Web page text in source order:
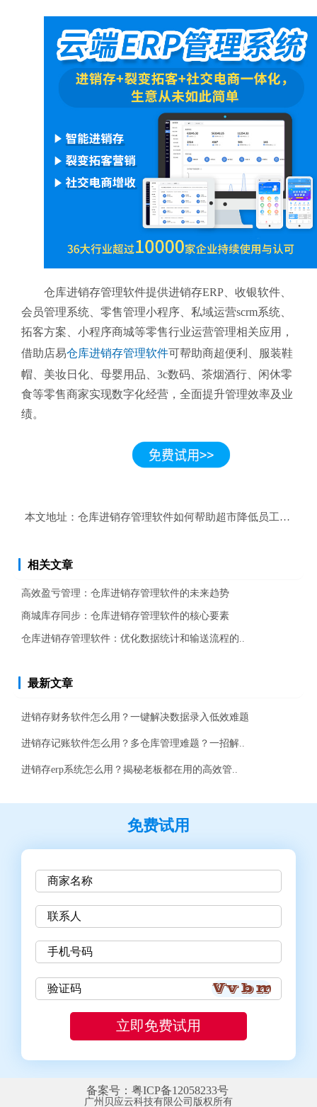
仓库进销存管理软件提供进销存ERP、收银软件、
会员管理系统、零售管理小程序、私域运营scrm系统、
拓客方案、小程序商城等零售行业运营管理相关应用，
借助店易仓库进销存管理软件可帮助商超便利、服装鞋
帽、美妆日化、母婴用品、3c数码、茶烟酒行、闲休零
食等零售商家实现数字化经营，全面提升管理效率及业
绩。
本文地址： 仓库进销存管理软件如何帮助超市降低员工的压力
相关文章
高效盈亏管理：仓库进销存管理软件的未来趋势
商城库存同步：仓库进销存管理软件的核心要素
仓库进销存管理软件：优化数据统计和输送流程的..
最新文章
进销存财务软件怎么用？一键解决数据录入低效难题
进销存记账软件怎么用？多仓库管理难题？一招解..
进销存erp系统怎么用？揭秘老板都在用的高效管..
免费试用
备案号：粤ICP备12058233号
广州贝应云科技有限公司版权所有